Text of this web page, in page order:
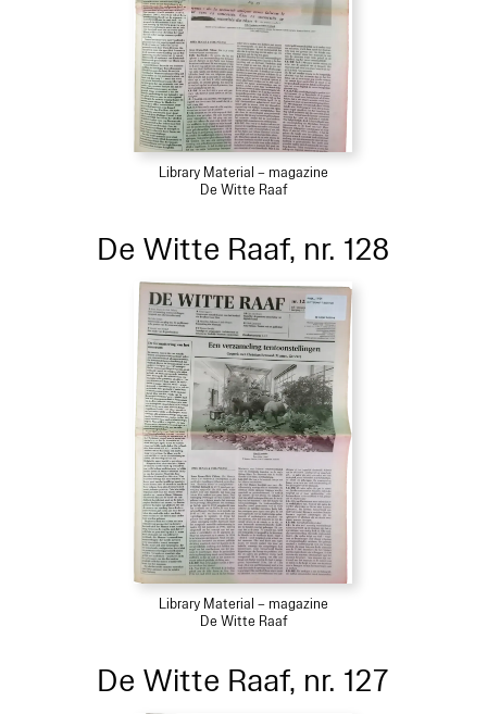
Library Material – magazine
De Witte Raaf
De Witte Raaf, nr. 128
Library Material – magazine
De Witte Raaf
De Witte Raaf, nr. 127